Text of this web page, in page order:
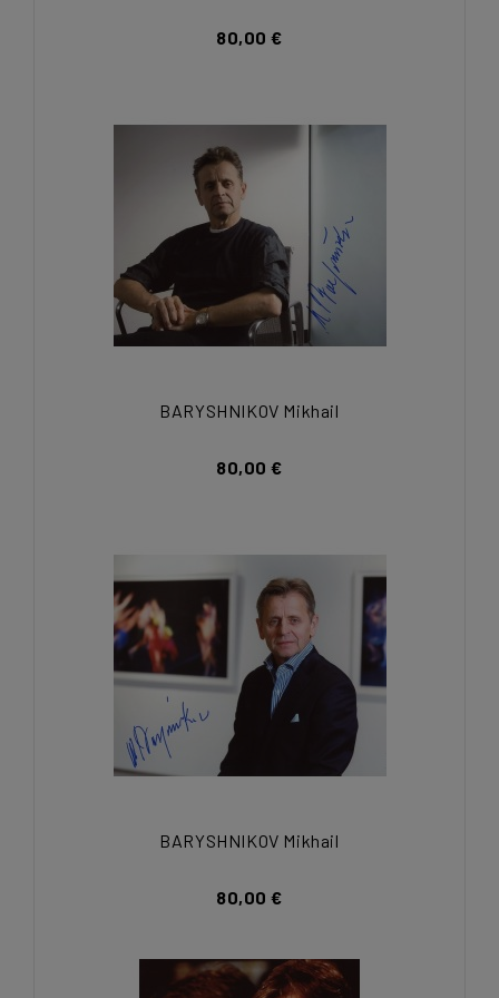
80,00 €
BARYSHNIKOV Mikhail
80,00 €
BARYSHNIKOV Mikhail
80,00 €